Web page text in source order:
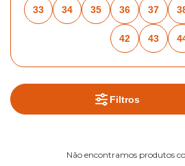
33 34 35 36 37
42 43
Filtros
Não encontramos produtos